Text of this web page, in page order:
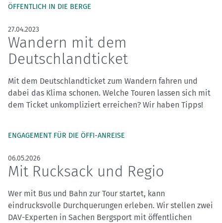
ÖFFENTLICH IN DIE BERGE
27.04.2023
Wandern mit dem
Deutschlandticket
Mit dem Deutschlandticket zum Wandern fahren und
dabei das Klima schonen. Welche Touren lassen sich mit
dem Ticket unkompliziert erreichen? Wir haben Tipps!
ENGAGEMENT FÜR DIE ÖFFI-ANREISE
06.05.2026
Mit Rucksack und Regio
Wer mit Bus und Bahn zur Tour startet, kann
eindrucksvolle Durchquerungen erleben. Wir stellen zwei
DAV-Experten in Sachen Bergsport mit öffentlichen